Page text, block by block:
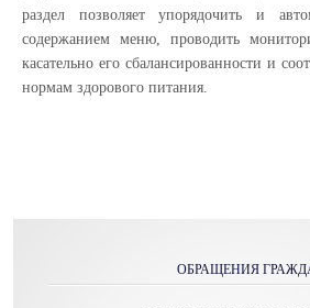
раздел позволяет упорядочить и
содержанием меню, проводить
касательно его сбалансированности и
нормам здорового питания.
ОБРАЩЕНИЯ